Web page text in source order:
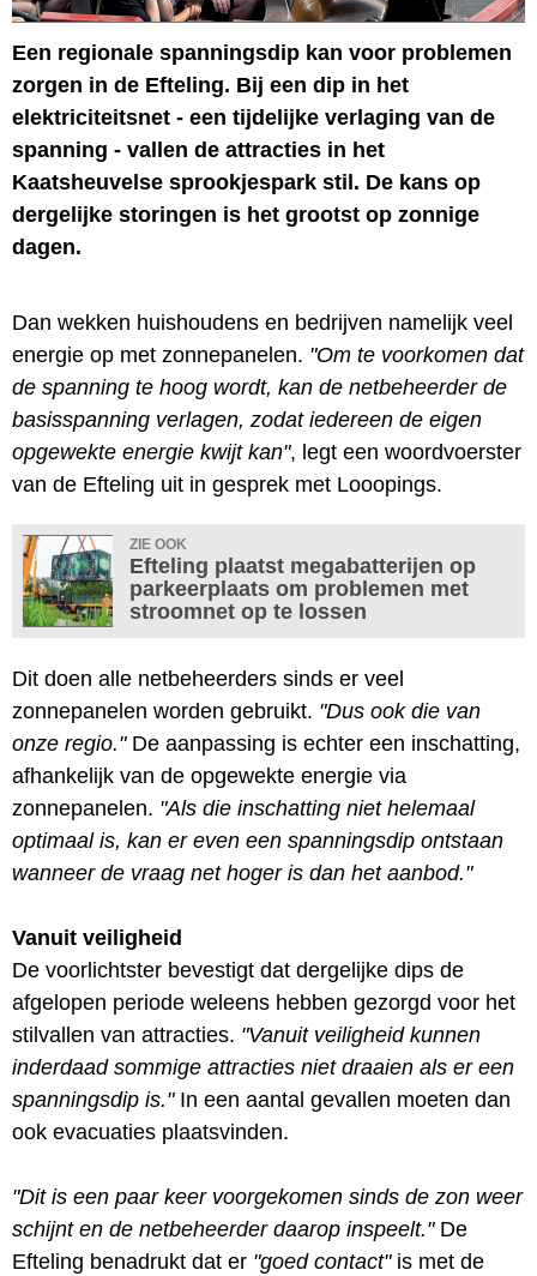
Een regionale spanningsdip kan voor problemen
zorgen in de Efteling. Bij een dip in het
elektriciteitsnet - een tijdelijke verlaging van de
spanning - vallen de attracties in het
Kaatsheuvelse sprookjespark stil. De kans op
dergelijke storingen is het grootst op zonnige
dagen.
Dan wekken huishoudens en bedrijven namelijk veel
energie op met zonnepanelen. "Om te voorkomen dat
de spanning te hoog wordt, kan de netbeheerder de
basisspanning verlagen, zodat iedereen de eigen
opgewekte energie kwijt kan", legt een woordvoerster
van de Efteling uit in gesprek met Looopings.
ZIE OOK
Efteling plaatst megabatterijen op
parkeerplaats om problemen met
stroomnet op te lossen
Dit doen alle netbeheerders sinds er veel
zonnepanelen worden gebruikt. "Dus ook die van
onze regio."De aanpassing is echter een inschatting,
afhankelijk van de opgewekte energie via
zonnepanelen. "Als die inschatting niet helemaal
optimaal is, kan er even een spanningsdip ontstaan
wanneer de vraag net hoger is dan het aanbod."
Vanuit veiligheid
De voorlichtster bevestigt dat dergelijke dips de
afgelopen periode weleens hebben gezorgd voor het
stilvallen van attracties. "Vanuit veiligheid kunnen
inderdaad sommige attracties niet draaien als er een
spanningsdip is."In een aantal gevallen moeten dan
ook evacuaties plaatsvinden.
"Dit is een paar keer voorgekomen sinds de zon weer
schijnt en de netbeheerder daarop inspeelt."De
Efteling benadrukt dat er "goed contact"is met de